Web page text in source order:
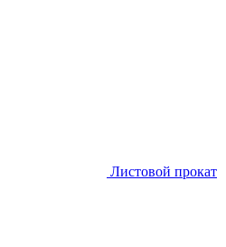
Листовой прокат